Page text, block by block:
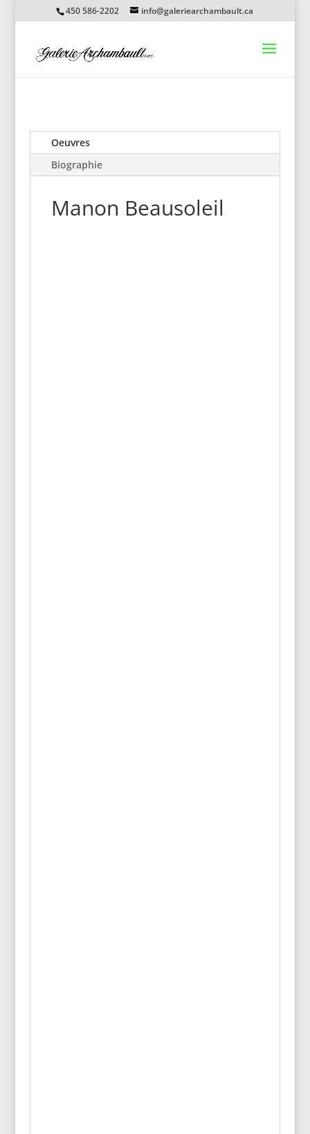
450 586-2202 info@galeriearchambault.ca
Oeuvres
Biographie
Manon Beausoleil